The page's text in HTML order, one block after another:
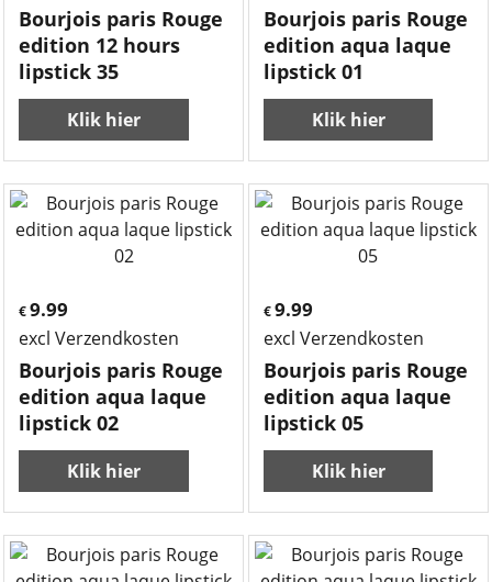
Bourjois paris Rouge
edition 12 hours
lipstick 35
Klik hier
Bourjois paris Rouge
edition aqua laque
lipstick 01
Klik hier
€ 9.99
excl Verzendkosten
Bourjois paris Rouge
edition aqua laque
lipstick 02
Klik hier
€9.99
excl Verzendkosten
Bourjois paris Rouge
edition aqua laque
lipstick 05
Klik hier